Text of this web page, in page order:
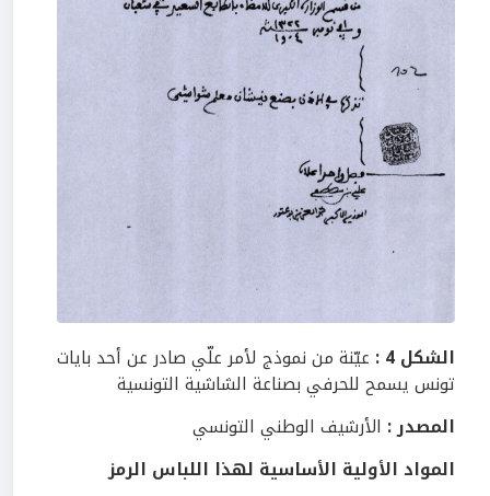
الشكل 4 :
عيّنة من نموذج لأمر علّي صادر عن أحد بايات
تونس يسمح للحرفي بصناعة الشاشية التونسية
المصدر : الأرشيف الوطني التونسي
المواد الأولية الأساسية لهذا اللباس الرمز